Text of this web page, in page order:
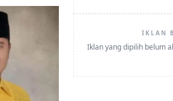
IKLAN
Iklan yang dipilih belum